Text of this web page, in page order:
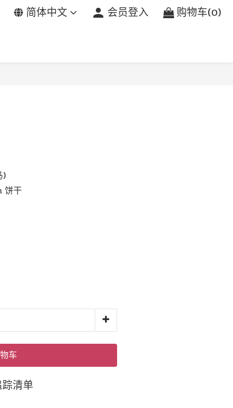
简体中文 会员登入 购物车(0)
)
饼干
车
清单